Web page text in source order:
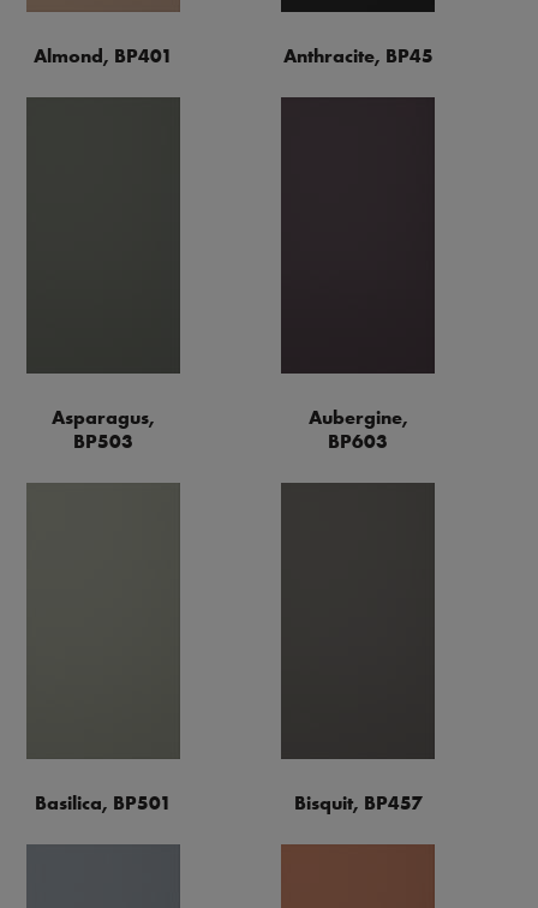
Almond, BP401 Anthracite, BP45
Asparagus,
BP503
Aubergine,
BP603
Basilica, BP501 Bisquit, BP457